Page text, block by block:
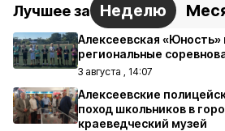
Лучшее за Неделю
Алексеевская «Юность»
региональные
3 августа , 14:07
Алексеевские
поход школьников в
краеведческий музей